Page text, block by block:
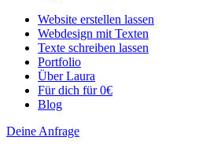
Website erstellen lassen
Webdesign mit Texten
Texte schreiben lassen
Portfolio
Über Laura
Für dich für 0€
Blog
Deine Anfrage